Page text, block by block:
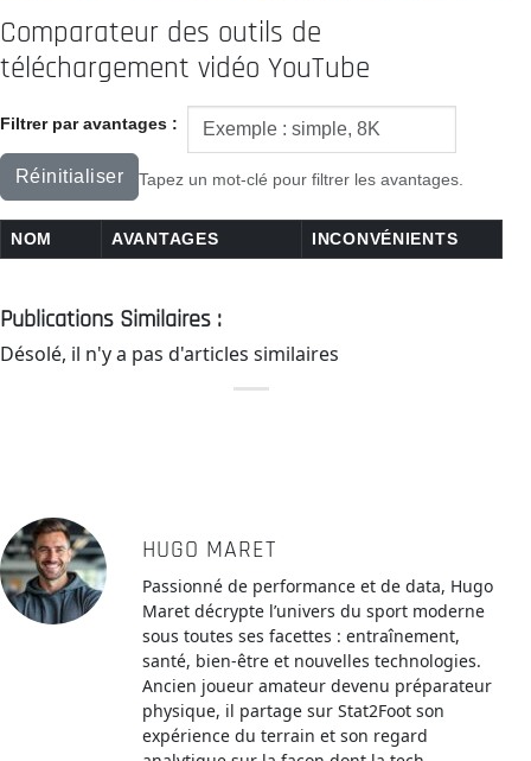
Comparateur des outils de
téléchargement vidéo YouTube
Filtrer par avantages :
Réinitialiser Tapez un mot-clé pour filtrer les avantages.
NOM AVANTAGES INCONVÉNIENTS
Publications Similaires :
Désolé, il n'y a pas d'articles similaires
HUGO MARET
Passionné de performance et de data, Hugo
Maret décrypte l’univers du sport moderne
sous toutes ses facettes : entraînement,
santé, bien-être et nouvelles technologies.
Ancien joueur amateur devenu préparateur
physique, il partage sur Stat2Foot son
expérience du terrain et son regard